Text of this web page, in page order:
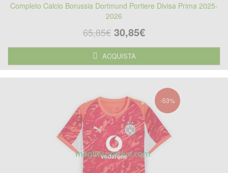
Completo Calcio Borussia Dortmund Portiere Divisa Prima 2025-
2026
65,85€ 30,85€
ACQUISTA
-53%